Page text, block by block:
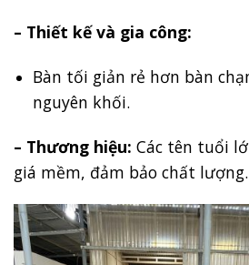
– Thiết kế và gia công:
Bàn tối giản rẻ hơn bàn
nguyên khối.
– Thương hiệu: Các tên tuổi
giá mềm, đảm bảo chất lượng.